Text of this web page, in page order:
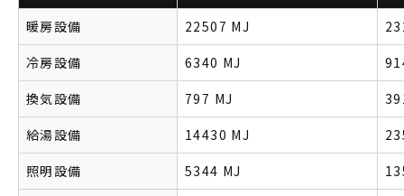
暖房設備
22507 MJ
冷房設備
6340 MJ
換気設備
797 MJ
給湯設備
14430 MJ
照明設備
5344 MJ